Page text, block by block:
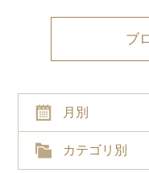
ブ
月別
カテゴリ別